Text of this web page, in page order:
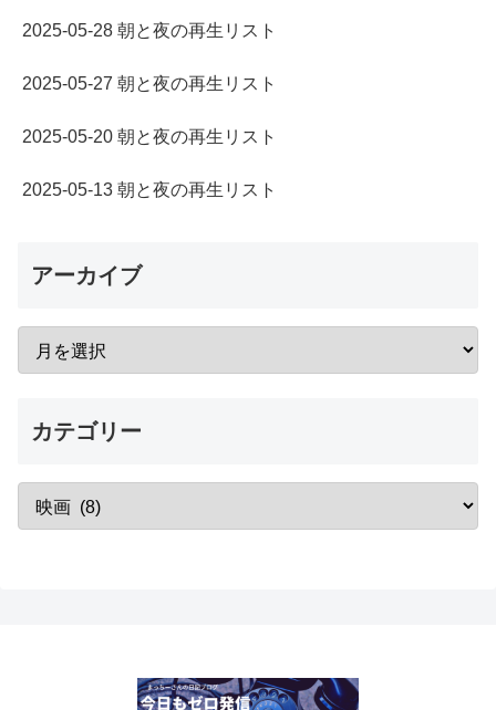
2025-05-28 朝と夜の再生リスト
2025-05-27 朝と夜の再生リスト
2025-05-20 朝と夜の再生リスト
2025-05-13 朝と夜の再生リスト
アーカイブ
カテゴリー